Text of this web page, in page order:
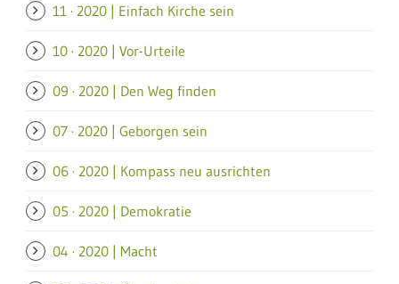
11 · 2020 | Einfach Kirche sein
10 · 2020 | Vor-Urteile
09 · 2020 | Den Weg finden
07 · 2020 | Geborgen sein
06 · 2020 | Kompass neu ausrichten
05 · 2020 | Demokratie
04 · 2020 | Macht